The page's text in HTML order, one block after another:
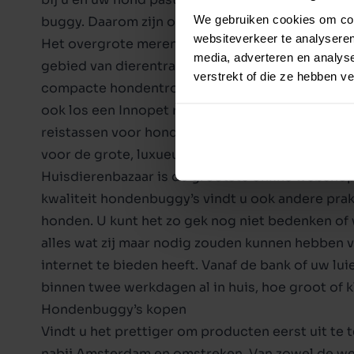
We gebruiken cookies om
websiteverkeer te
media, adverteren en
verstrekt of die ze hebben
buggy. Daarom zijn onze buggy’s verkrijgbaar
Het overgrote merendeel van de
gebied van dierentransport en daar hoort de
compacte hondentrolley tot grote, luxe
ook los een Innopet regenhoes kopen. Zo
reistassen voor honden. Naast een zeer
voor de grote, luxueuze hondenbuggy’s van
Huisdierenbazaar is de grootste online
kwaliteit hondenbuggy’s vindt u ook andere
honden. U kunt het zo gek nog niet bedenken
alles wat zij maar nodig zouden kunnen hebben
internet te bieden heeft. Vanaf de bank of uw
binnen twee werkdagen al in huis, hoe groot of
Hondenbuggy’s kopen
Vindt u het prettiger om producten eerst uit te